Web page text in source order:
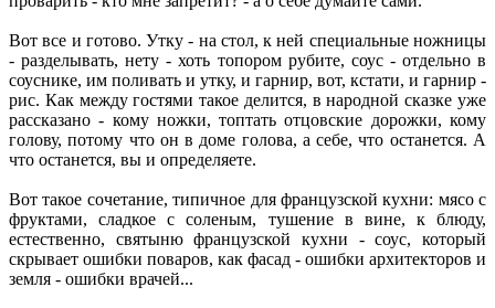
Вот все и готово. Утку - на стол, к ней специальные ножницы
- разделывать, нету - хоть топором рубите, соус - отдельно в
соуснике, им поливать и утку, и гарнир, вот, кстати, и гарнир -
рис. Как между гостями такое делится, в народной сказке уже
рассказано - кому ножки, топтать отцовские дорожки, кому
голову, потому что он в доме голова, а себе, что останется. А
что останется, вы и определяете.
Вот такое сочетание, типичное для французской кухни: мясо с
фруктами, сладкое с соленым, тушение в вине, к блюду,
естественно, святыню французской кухни - соус, который
скрывает ошибки поваров, как фасад - ошибки архитекторов и
земля - ошибки врачей...